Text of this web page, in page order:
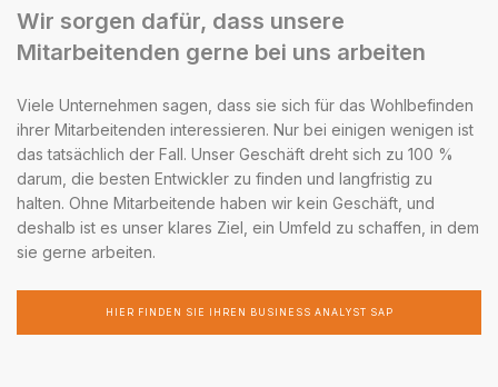
Wir sorgen dafür, dass unsere
Mitarbeitenden gerne bei uns arbeiten
Viele Unternehmen sagen, dass sie sich für das Wohlbefinden
ihrer Mitarbeitenden interessieren. Nur bei einigen wenigen ist
das tatsächlich der Fall. Unser Geschäft dreht sich zu 100 %
darum, die besten Entwickler zu finden und langfristig zu
halten. Ohne Mitarbeitende haben wir kein Geschäft, und
deshalb ist es unser klares Ziel, ein Umfeld zu schaffen, in dem
sie gerne arbeiten.
HIER FINDEN SIE IHREN BUSINESS ANALYST SAP